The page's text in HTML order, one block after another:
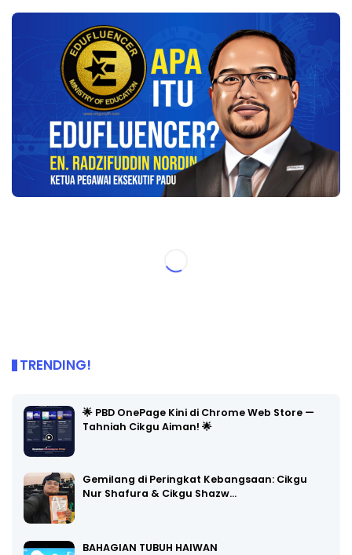
TRENDING!
🌟 PBD OnePage Kini di Chrome Web Store —
Tahniah Cikgu Aiman! 🌟
Gemilang di Peringkat Kebangsaan: Cikgu
Nur Shafura & Cikgu Shazw…
BAHAGIAN TUBUH HAIWAN